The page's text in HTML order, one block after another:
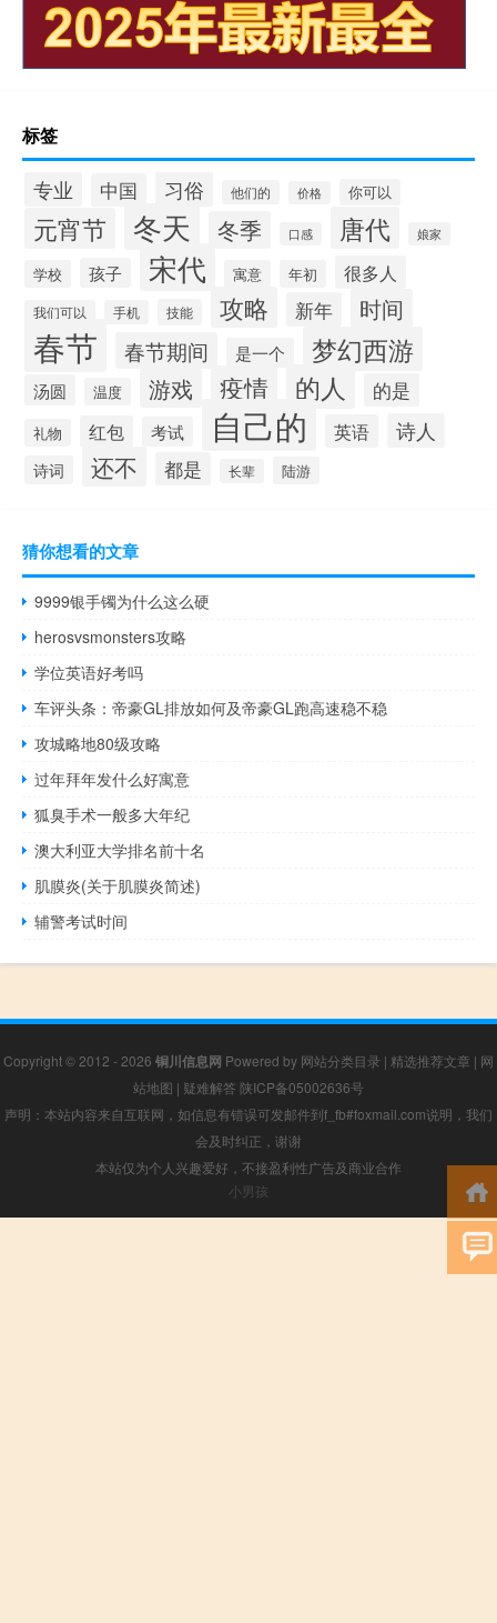
标签
专业 中国 习俗 他们的 价格 你可以
元宵节 冬天 冬季 口感 唐代 娘家
学校 孩子 宋代 寓意 年初 很多人
我们可以 手机 技能 攻略 新年 时间
春节 春节期间 是一个 梦幻西游
汤圆 温度 游戏 疫情 的人 的是
礼物 红包 考试 自己的 英语 诗人
诗词 还不 都是 长辈 陆游
猜你想看的文章
9999银手镯为什么这么硬
herosvsmonsters攻略
学位英语好考吗
车评头条：帝豪GL排放如何及帝豪GL跑高速稳不稳
攻城略地80级攻略
过年拜年发什么好寓意
狐臭手术一般多大年纪
澳大利亚大学排名前十名
肌膜炎(关于肌膜炎简述)
辅警考试时间
Copyright © 2012 - 2026 铜川信息网 Powered by 网站分类目录 | 精选推荐文章 | 网
站地图 | 疑难解答 陕ICP备05002636号
声明：本站内容来自互联网，如信息有错误可发邮件到f_fb#foxmail.com说明，我们
会及时纠正，谢谢
本站仅为个人兴趣爱好，不接盈利性广告及商业合作
小男孩